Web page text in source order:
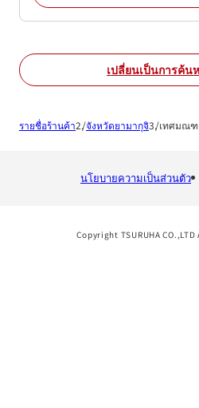
เปลี่ยนเป็นการค้
รายชื่อร้านค้า จังหวัดยามากุจิ เทศมณฑ
นโยบายความเป็นส่วนตัว
Copyright TSURUHA